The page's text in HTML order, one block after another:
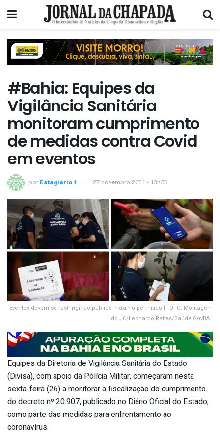
#Bahia: Equipes da
Vigilância Sanitária
monitoram cumprimento
de medidas contra Covid
em eventos
por Estagiário 1 27 novembro 2021 - 13h56
Eventos devem se restringir ao público máximo permitido | FOTO: Montagem
do JC/Leonardo Rattes/Saúde GovBA |
Equipes da Diretoria de Vigilância Sanitária do Estado
(Divisa), com apoio da Polícia Militar, começaram nesta
sexta-feira (26) a monitorar a fiscalização do cumprimento
do decreto nº 20.907, publicado no Diário Oficial do Estado,
como parte das medidas para enfrentamento ao
coronavírus.